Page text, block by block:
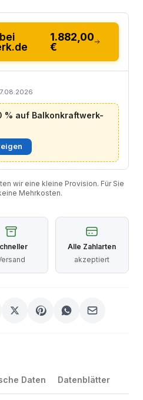
1.882,00
€
% auf Balkonkraftwerk-
wir eine kleine Provision. Für Sie
Mehrkosten.
Alle Zahlarten
akzeptiert
Daten Datenblätter